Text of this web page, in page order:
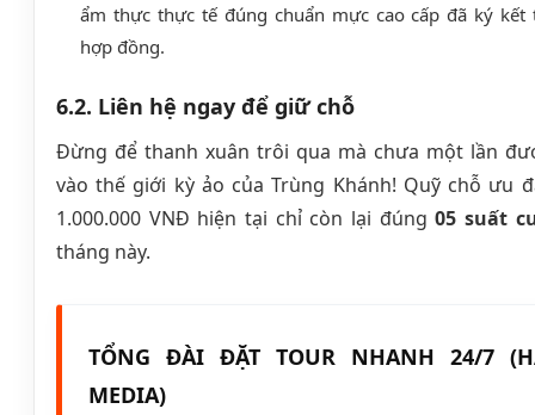
ẩm thực thực tế đúng chuẩn mực cao cấp đã ký kết
hợp đồng.
6.2. Liên hệ ngay để giữ chỗ
Đừng để thanh xuân trôi qua mà chưa một lần
vào thế giới kỳ ảo của Trùng Khánh! Quỹ chỗ ưu
1.000.000 VNĐ hiện tại chỉ còn lại đúng05 suất
tháng này.
TỔNG ĐÀI ĐẶT TOUR NHANH 24/7
MEDIA)